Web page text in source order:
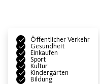
Öffentlicher Verkehr
Gesundheit
Einkaufen
Sport
Kultur
Kindergärten
Bildung